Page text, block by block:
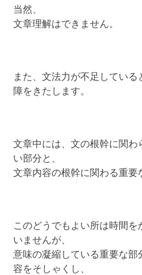
当然、
文章理解はできません。
また、文法力が不足してい
障をきたします。
文章中には、文の根幹に関わ
い部分と、
文章内容の根幹に関わる重要
このどうでもよい所は時間
いませんが、
意味の凝縮している重要な部
容をそしゃくし、